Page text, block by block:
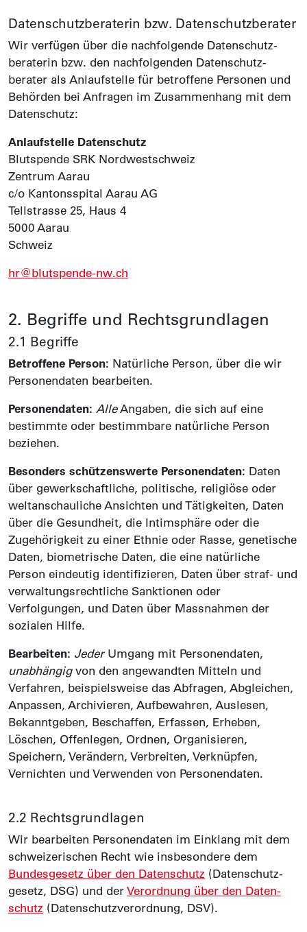
Daten­schutz­beraterin bzw. Daten­schutz­berater
Wir verfügen über die nachfolgende Daten­schutz­
beraterin bzw. den nachfolgenden Daten­schutz­
berater als Anlauf­stelle für betroffene Personen und
Behörden bei Anfragen im Zusammenhang mit dem
Daten­schutz:
Anlaufstelle Datenschutz
Blutspende SRK Nordwestschweiz
Zentrum Aarau
c/o Kantonsspital Aarau AG
Tellstrasse 25, Haus 4
5000 Aarau
Schweiz
hr@blutspende-nw.ch
2. Begriffe und Rechts­grundlagen
2.1 Begriffe
Betroffene Person: Natürliche Person, über die wir
Personen­daten bearbeiten.
Personen­daten: AlleAngaben, die sich auf eine
bestimmte oder bestimmbare natürliche Person
beziehen.
Besonders schützenswerte Personen­daten: Daten
über gewerk­schaftliche, politische, religiöse oder
welt­anschauliche Ansichten und Tätigkeiten, Daten
über die Gesund­heit, die Intim­sphäre oder die
Zugehörigkeit zu einer Ethnie oder Rasse, genetische
Daten, biometrische Daten, die eine natürliche
Person eindeutig identifizieren, Daten über straf- und
verwaltungs­rechtliche Sanktionen oder
Verfolgungen, und Daten über Mass­nahmen der
sozialen Hilfe.
Bearbeiten: JederUmgang mit Personen­daten,
unabhängigvon den angewandten Mitteln und
Verfahren, beispielsweise das Abfragen, Abgleichen,
Anpassen, Archivieren, Aufbewahren, Auslesen,
Bekannt­geben, Beschaffen, Erfassen, Erheben,
Löschen, Offenlegen, Ordnen, Organisieren,
Speichern, Verändern, Verbreiten, Verknüpfen,
Vernichten und Verwenden von Personen­daten.
2.2 Rechts­grundlagen
Wir bearbeiten Personen­daten im Einklang mit dem
schweizerischen Recht wie insbesondere dem
Bundes­gesetz über den Daten­schutz (Daten­schutz­
gesetz, DSG) und der Verordnung über den Daten­
schutz (Daten­schutz­verordnung, DSV).